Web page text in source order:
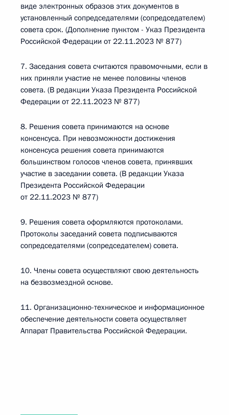
виде электронных образов этих документов в
установленный сопредседателями (сопредседателем)
совета срок. (Дополнение пунктом - Указ Президента
Российской Федерации от 22.11.2023 № 877)
7. Заседания совета считаются правомочными, если в
них приняли участие не менее половины членов
совета. (В редакции Указа Президента Российской
Федерации от 22.11.2023 № 877)
8. Решения совета принимаются на основе
консенсуса. При невозможности достижения
консенсуса решения совета принимаются
большинством голосов членов совета, принявших
участие в заседании совета. (В редакции Указа
Президента Российской Федерации
от 22.11.2023 № 877)
9. Решения совета оформляются протоколами.
Протоколы заседаний совета подписываются
сопредседателями (сопредседателем) совета.
10. Члены совета осуществляют свою деятельность
на безвозмездной основе.
11. Организационно-техническое и информационное
обеспечение деятельности совета осуществляет
Аппарат Правительства Российской Федерации.